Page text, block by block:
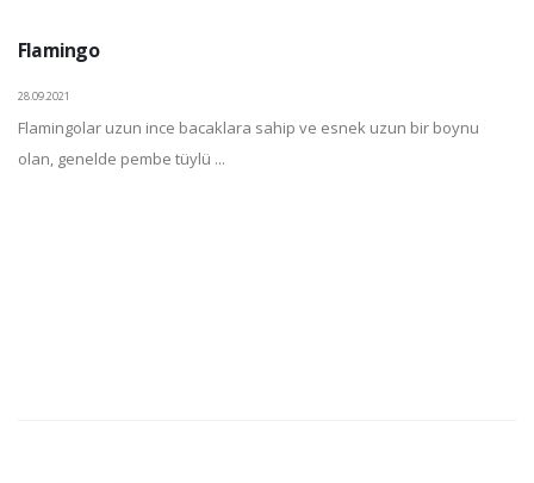
Flamingo
28.09.2021
Flamingolar uzun ince bacaklara sahip ve esnek uzun bir boynu
olan, genelde pembe tüylü ...